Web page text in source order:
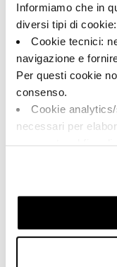
Informiamo che in
diversi tipi di cookie:
Cookie tecnici:
navigazione e
Per questi cookie
consenso.
Cookie
necessari per
Cookie di
previo tuo
navigazione e
linea con le tue
cookie di
6.0x120.0
Share: